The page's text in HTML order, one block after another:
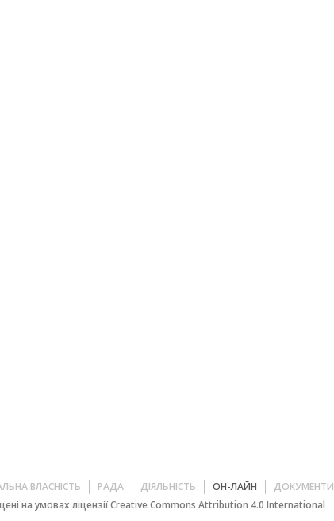
ВЛАСНІСТЬ РАДА ДІЯЛЬНІСТЬ ОН-ЛАЙН ДОКУМЕНТИ
на умовах ліцензії Creative Commons Attribution 4.0 International